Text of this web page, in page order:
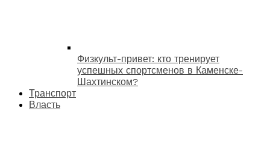
Физкульт-привет: кто тренирует
успешных спортсменов в Каменске-
Шахтинском?
Транспорт
Власть